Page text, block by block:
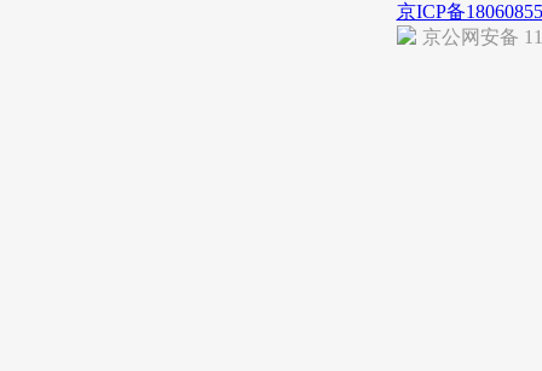
京ICP备
京公网安备